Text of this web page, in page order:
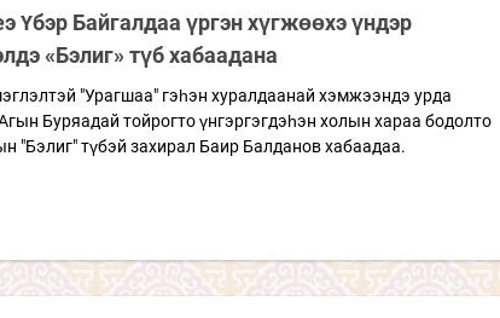
Үбэр Байгалдаа үргэн хүгжөөхэ үндэр
«Бэлиг» түб хабаадана
"Урагшаа" гэһэн хуралдаанай хэмжээндэ урда
Буряадай тойрогто үнгэргэгдэһэн холын хараа бодолто
"Бэлиг" түбэй захирал Баир Балданов хабаадаа.